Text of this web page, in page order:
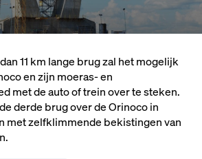
11 km lange brug zal het mogelijk
en zijn moeras- en
met de auto of trein over te steken.
derde brug over de Orinoco in
met zelfklimmende bekistingen van